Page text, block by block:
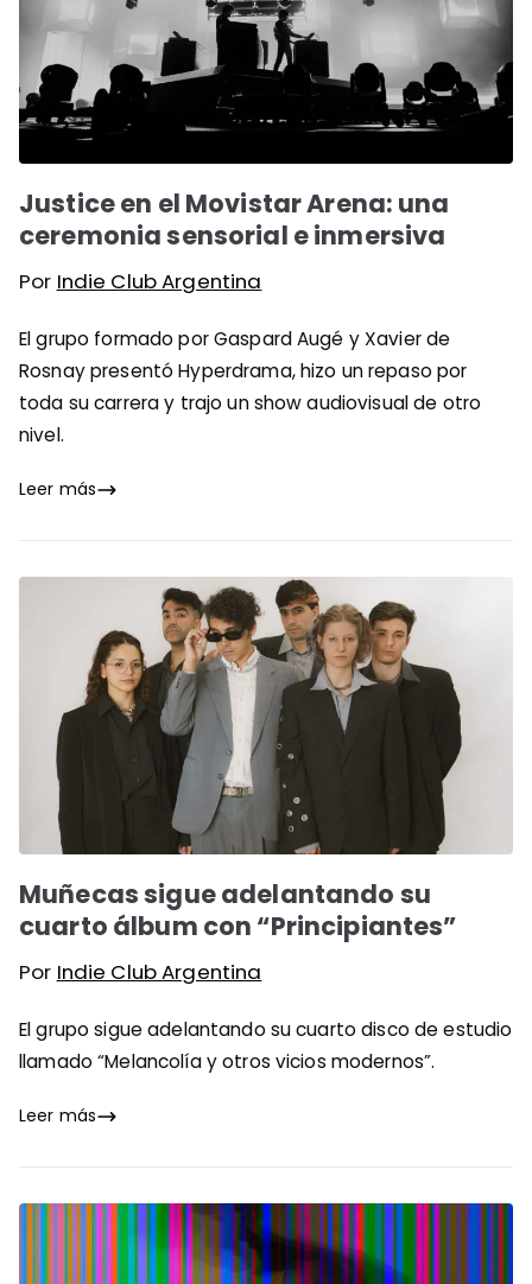
Justice en el Movistar Arena: una
ceremonia sensorial e inmersiva
Por Indie Club Argentina
El grupo formado por Gaspard Augé y Xavier de
Rosnay presentó Hyperdrama, hizo un repaso por
toda su carrera y trajo un show audiovisual de otro
nivel.
Leer más
Muñecas sigue adelantando su
cuarto álbum con “Principiantes”
Por Indie Club Argentina
El grupo sigue adelantando su cuarto disco de estudio
llamado “Melancolía y otros vicios modernos”.
Leer más